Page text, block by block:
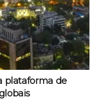
plataforma de